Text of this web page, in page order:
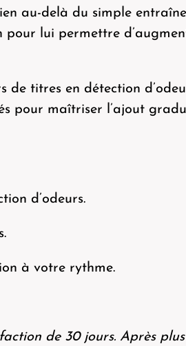
au-delà du simple
lui permettre
titres en détection
pour maîtriser l’ajout
d’odeurs.
à votre rythme.
de 30 jours. Après